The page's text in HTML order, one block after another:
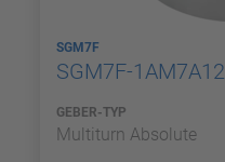
SGM7F
SGM7F-1AM7A12
GEBER-TYP
Multiturn Absolute